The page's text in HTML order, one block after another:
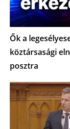
Ők a
köztársasági
posztra